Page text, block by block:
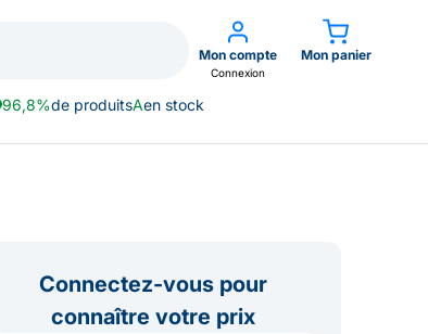
Mon compte
Connexion
Mon panier
96,8%de produitsAen stock
Connectez-vous pour
connaître votre prix